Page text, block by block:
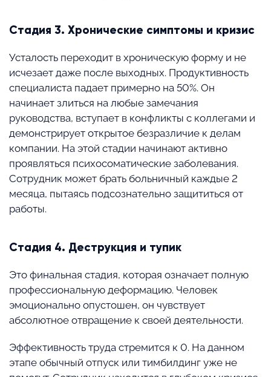
Стадия 3. Хронические симптомы и кризис
Усталость переходит в хроническую форму и не
исчезает даже после выходных. Продуктивность
специалиста падает примерно на 50%. Он
начинает злиться на любые замечания
руководства, вступает в конфликты с коллегами и
демонстрирует открытое безразличие к делам
компании. На этой стадии начинают активно
проявляться психосоматические заболевания.
Сотрудник может брать больничный каждые 2
месяца, пытаясь подсознательно защититься от
работы.
Стадия 4. Деструкция и тупик
Это финальная стадия, которая означает полную
профессиональную деформацию. Человек
эмоционально опустошен, он чувствует
абсолютное отвращение к своей деятельности.
Эффективность труда стремится к 0. На данном
этапе обычный отпуск или тимбилдинг уже не